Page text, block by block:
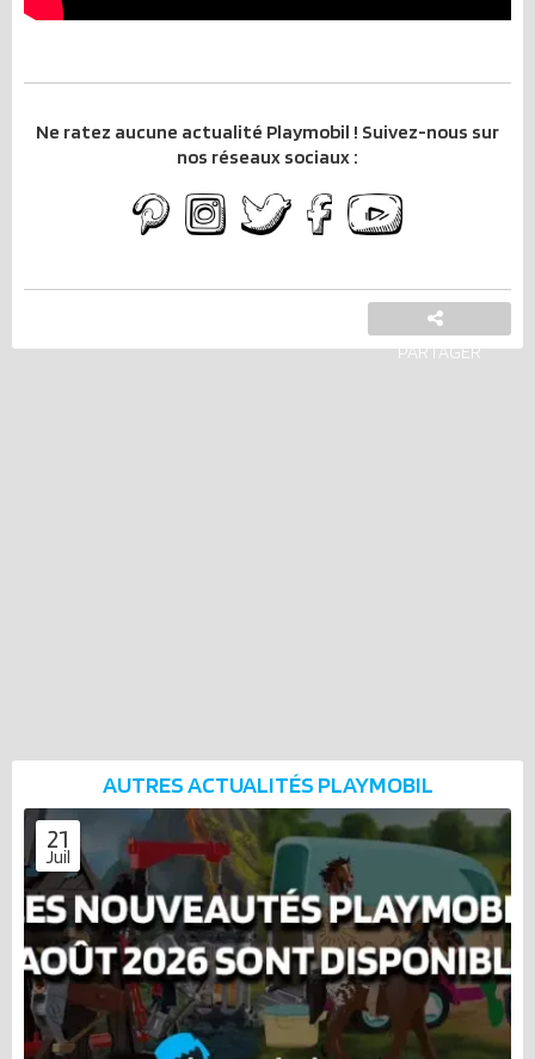
Ne ratez aucune actualité Playmobil ! Suivez-nous sur
nos réseaux sociaux :
PARTAGER
AUTRES ACTUALITÉS PLAYMOBIL
21
Juil